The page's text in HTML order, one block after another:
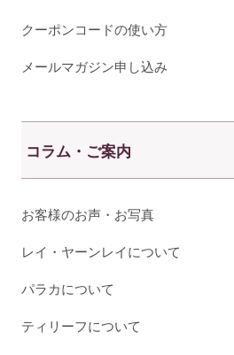
クーポンコードの使い方
メールマガジン申し込み
コラム・ご案内
お客様のお声・お写真
レイ・ヤーンレイについて
パラカについて
ティリーフについて